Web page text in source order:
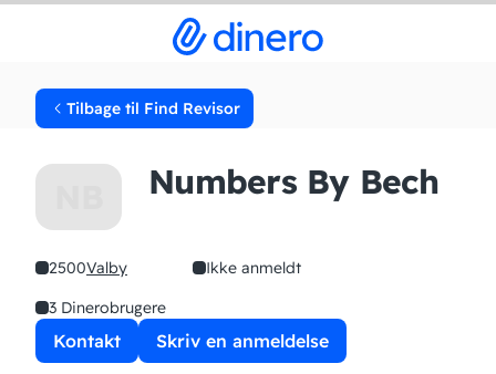
Tilbage til Find Revisor
Numbers By Bech
2500Valby
Ikke anmeldt
3 Dinerobrugere
Kontakt Skriv en anmeldelse